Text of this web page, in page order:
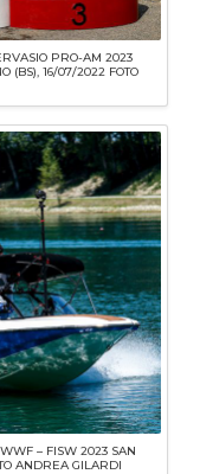
PRO-AM 2023
(BS), 16/07/2022 FOTO
– FISW 2023 SAN
ANDREA GILARDI